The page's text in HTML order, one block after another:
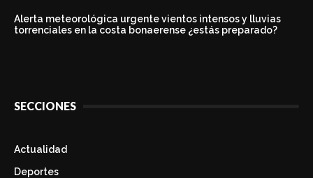
Alerta meteorológica urgente vientos intensos y lluvias
torrenciales en la costa bonaerense ¿estás preparado?
SECCIONES
Actualidad
Deportes